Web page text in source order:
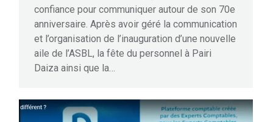
confiance pour communiquer autour de son 70e
anniversaire. Après avoir géré la communication
et l’organisation de l’inauguration d’une nouvelle
aile de l’ASBL, la fête du personnel à Pairi
Daiza ainsi que la…